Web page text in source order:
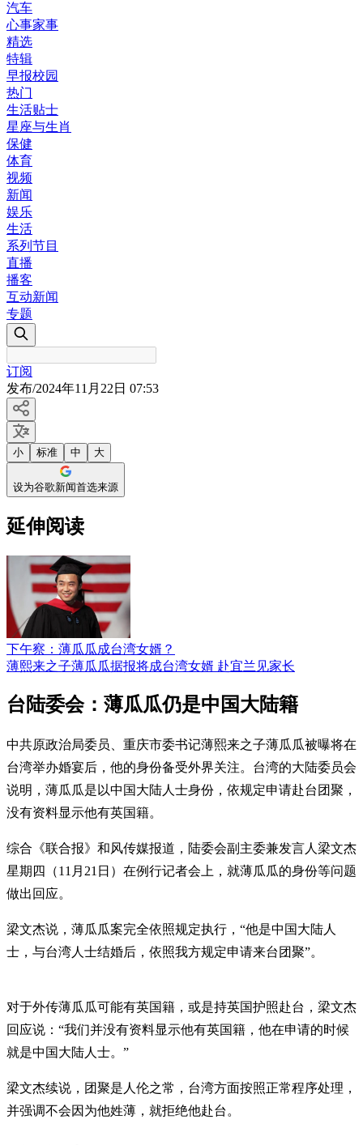
汽车
心事家事
精选
特辑
早报校园
热门
生活贴士
星座与生肖
保健
体育
视频
新闻
娱乐
生活
系列节目
直播
播客
互动新闻
专题
订阅
发布/2024年11月22日 07:53
小 标准 中 大
设为谷歌新闻首选来源
延伸阅读
下午察：薄瓜瓜成台湾女婿？
薄熙来之子薄瓜瓜据报将成台湾女婿 赴宜兰见家长
台陆委会：薄瓜瓜仍是中国大陆籍
中共原政治局委员、重庆市委书记薄熙来之子薄瓜瓜被曝将在
台湾举办婚宴后，他的身份备受外界关注。台湾的大陆委员会
说明，薄瓜瓜是以中国大陆人士身份，依规定申请赴台团聚，
没有资料显示他有英国籍。
综合《联合报》和风传媒报道，陆委会副主委兼发言人梁文杰
星期四（11月21日）在例行记者会上，就薄瓜瓜的身份等问题
做出回应。
梁文杰说，薄瓜瓜案完全依照规定执行，“他是中国大陆人
士，与台湾人士结婚后，依照我方规定申请来台团聚”。
对于外传薄瓜瓜可能有英国籍，或是持英国护照赴台，梁文杰
回应说：“我们并没有资料显示他有英国籍，他在申请的时候
就是中国大陆人士。”
梁文杰续说，团聚是人伦之常，台湾方面按照正常程序处理，
并强调不会因为他姓薄，就拒绝他赴台。